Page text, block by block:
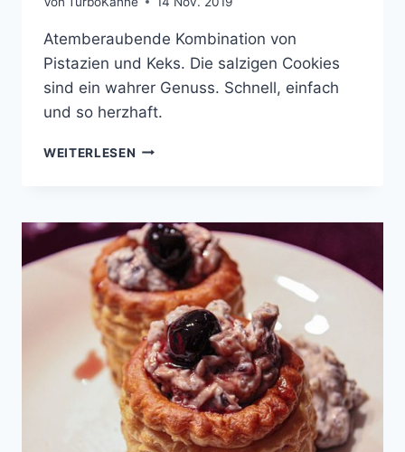
Atemberaubende Kombination von
Pistazien und Keks. Die salzigen Cookies
sind ein wahrer Genuss. Schnell, einfach
und so herzhaft.
WEITERLESEN SALZIGE